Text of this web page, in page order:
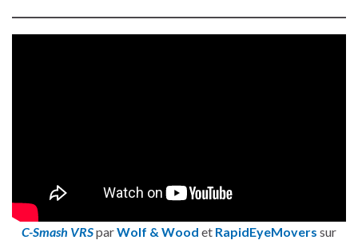
C-Smash VRSparWolf & Wood et RapidEyeMovers sur